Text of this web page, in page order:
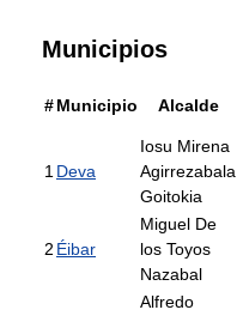
Municipios
#Municipio Alcalde
1Deva
Iosu Mirena
Agirrezabala
Goitokia
2 Éibar
Miguel De
los Toyos
Nazabal
Alfredo